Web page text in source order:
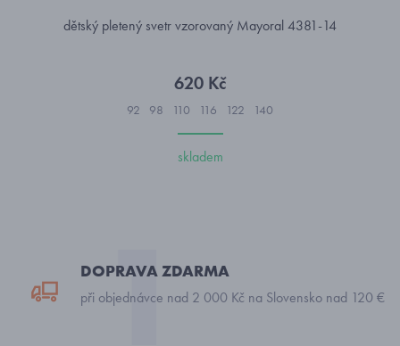
dětský pletený svetr vzorovaný Mayoral 4381-14
620 Kč
92 98 110 116 122 140
skladem
DOPRAVA ZDARMA
při objednávce nad 2 000 Kč na Slovensko nad 120 €